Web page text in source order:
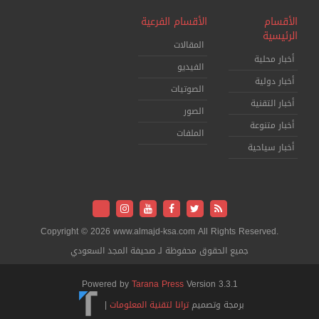
الأقسام
الرئيسية
أخبار محلية
أخبار دولية
أخبار التقنية
أخبار متنوعة
أخبار سياحية
الأقسام الفرعية
المقالات
الفيديو
الصوتيات
الصور
الملفات
Copyright © 2026 www.almajd-ksa.com All Rights Reserved.
جميع الحقوق محفوظة لـ صحيفة المجد السعودي
Powered byTarana PressVersion 3.3.1
برمجة وتصميمترانا لتقنية المعلومات |